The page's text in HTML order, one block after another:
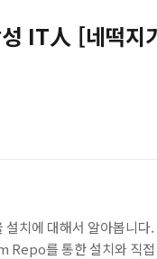
IT人 [네떡지
치에 대해서 알아봅니
Repo를 통한 설치와 직